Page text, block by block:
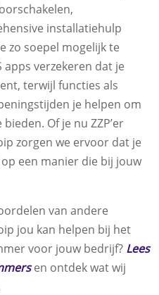
installatiehulp
zo soepel mogelijk te
apps verzekeren dat je
terwijl functies als
je helpen om
Of je nu ZZP’er
zorgen we ervoor dat je
een manier die bij jouw
van andere
jou kan helpen bij het
voor jouw bedrijf? Lees
en ontdek wat wij